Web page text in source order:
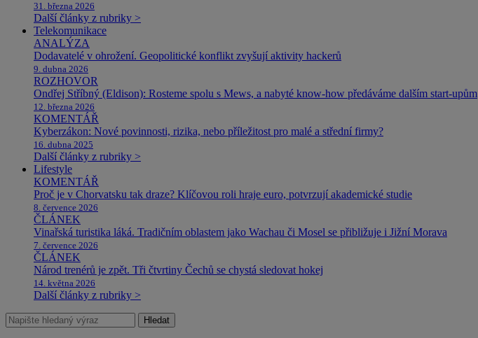
31. března 2026
Další články z rubriky >
Telekomunikace
ANALÝZA
Dodavatelé v ohrožení. Geopolitické konflikt zvyšují aktivity hackerů
9. dubna 2026
ROZHOVOR
Ondřej Stříbný (Eldison): Rosteme spolu s Mews, a nabyté know-how předáváme dalším start-upům
12. března 2026
KOMENTÁŘ
Kyberzákon: Nové povinnosti, rizika, nebo příležitost pro malé a střední firmy?
16. dubna 2025
Další články z rubriky >
Lifestyle
KOMENTÁŘ
Proč je v Chorvatsku tak draze? Klíčovou roli hraje euro, potvrzují akademické studie
8. července 2026
ČLÁNEK
Vinařská turistika láká. Tradičním oblastem jako Wachau či Mosel se přibližuje i Jižní Morava
7. července 2026
ČLÁNEK
Národ trenérů je zpět. Tři čtvrtiny Čechů se chystá sledovat hokej
14. května 2026
Další články z rubriky >
Hledat